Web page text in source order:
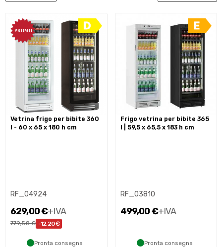
vetrina frigo per bibite 360
l - 60 x 65 x 180 h cm
RF_04924
629,00 €+IVA
779,58 € -12,20 €
Pronta consegna
frigo vetrina per bibite 365
l | 59,5 x 65,5 x 183 h cm
RF_03810
499,00 €+IVA
Pronta consegna